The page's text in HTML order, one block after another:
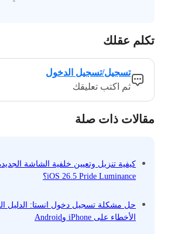
تكلم عقلك
تسجيل/تسجيل الدخول
ثم اكتب تعليقك
مقالات ذات صلة
iOS 26.5 Pride Luminance؟
حل مشكلة تسجيل دخول انستا: الدليل
الأخطاء على iPhone وAndroid